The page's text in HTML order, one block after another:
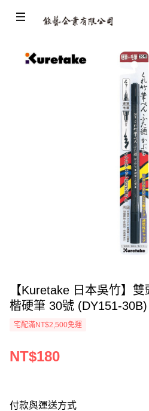
【Kuretake 日本吳竹】
楷硬筆 30號 (DY151-30B)
宅配滿NT$2,500免運
NT$180
付款與運送方式